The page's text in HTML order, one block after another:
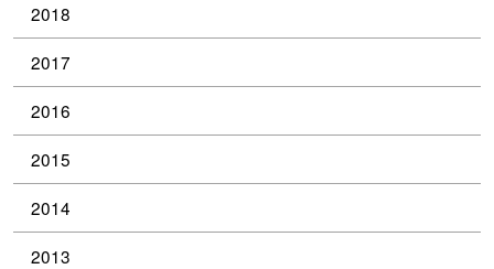
2018
2017
2016
2015
2014
2013